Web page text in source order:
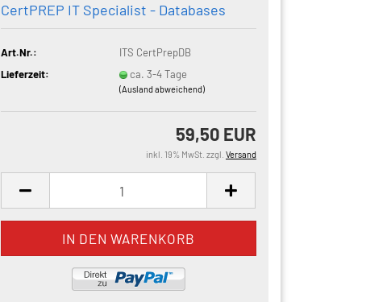
CertPREP IT Specialist - Databases
Art.Nr.:
ITS CertPrepDB
Lieferzeit:
ca. 3-4 Tage
(Ausland abweichend)
59,50 EUR
inkl. 19% MwSt. zzgl. Versand